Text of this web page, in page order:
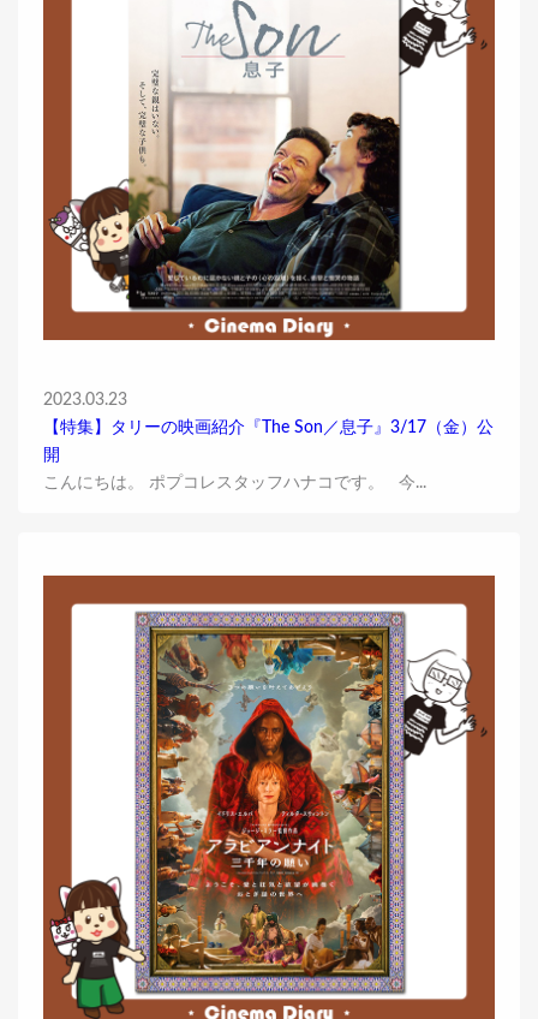
2023.03.23
【特集】タリーの映画紹介『The Son／息子』3/17（金）公
開
こんにちは。 ポプコレスタッフハナコです。 今...